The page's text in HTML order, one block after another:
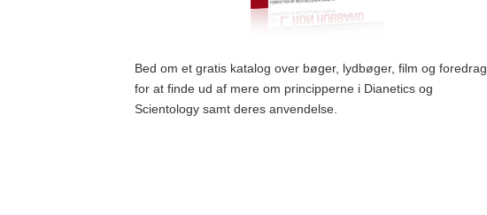
Bed om et gratis katalog over bøger, lydbøger, film og foredrag
for at finde ud af mere om principperne i Dianetics og
Scientology samt deres anvendelse.